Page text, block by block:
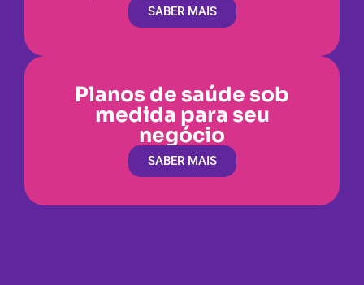
SABER MAIS
Planos de saúde sob
medida para seu
negócio
SABER MAIS